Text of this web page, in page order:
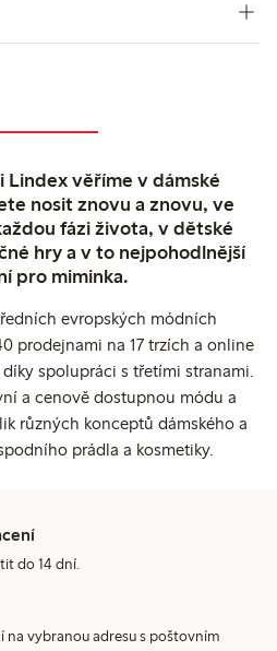
věříme v dámské
nosit znovu a znovu, ve
fázi života, v dětské
hry a v to nejpohodlnější
pro miminka.
evropských módních
prodejnami na 17 trzích a online
spolupráci s třetími stranami.
a cenově dostupnou módu a
různých konceptů dámského a
prádla a kosmetiky.
do 14 dní.
na vybranou adresu s poštovním